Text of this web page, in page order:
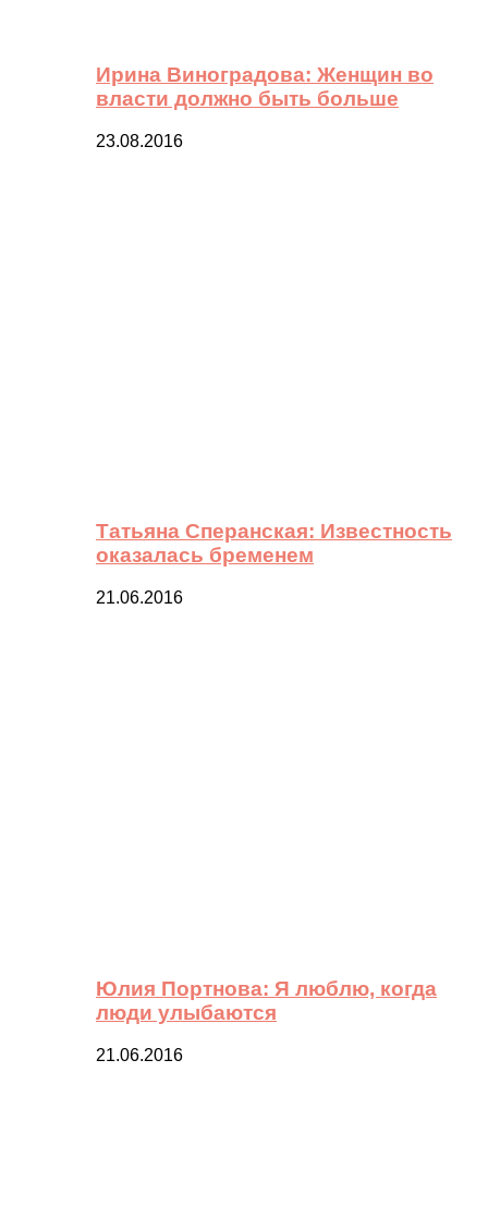
Ирина Виноградова: Женщин во
власти должно быть больше
23.08.2016
Татьяна Сперанская: Известность
оказалась бременем
21.06.2016
Юлия Портнова: Я люблю, когда
люди улыбаются
21.06.2016